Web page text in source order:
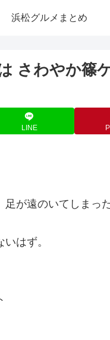
浜松グルメまとめ
さわやか篠
LINE
が遠のいてしまった
はず。